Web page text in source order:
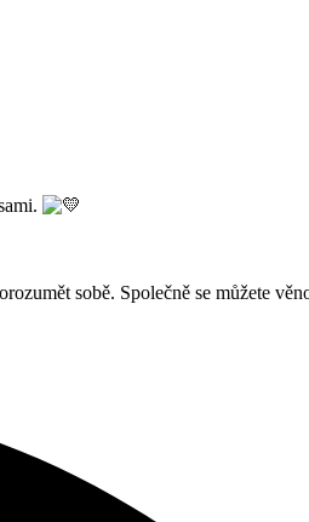
sobě. Společně se můžete